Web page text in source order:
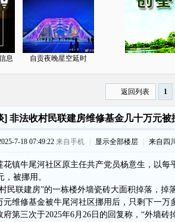
息 自贡夜晚星空延时
1
返回列表
] 非法收村民联建房维修基金几十万元被
7-18 07:49:22 来自手机 显示全部楼层 来自四川
镇牛尾河社区原主任共产党员杨意生，以每
，被挪用。
民联建房”的一栋楼外墙瓷砖大面积掉落，掉
维修基金被牛尾河社区挪用后，只剩下一万
第三次于2025年6月26日的回复称，“外墙砖